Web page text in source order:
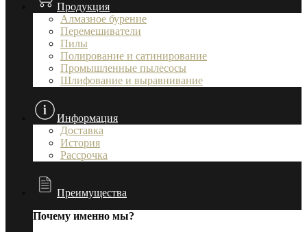
Продукция
Алмазное бурение
Перемешиватели
Пилы
Полирование и сатинирование
Промышленные пылесосы
Шлифование и выравнивание
Информация
Доставка
История
Рассрочка
Преимущества
Почему именно мы?